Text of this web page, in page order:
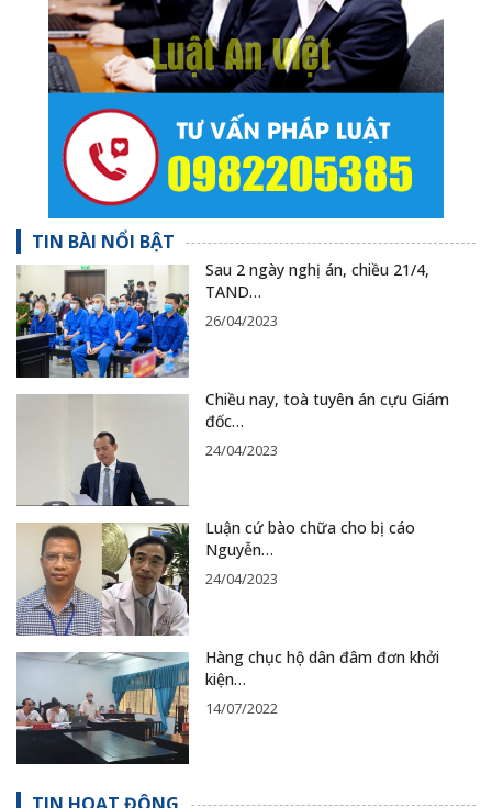
TIN BÀI NỔI BẬT
Sau 2 ngày nghị án, chiều 21/4,
TAND…
26/04/2023
Chiều nay, toà tuyên án cựu Giám
đốc…
24/04/2023
Luận cứ bào chữa cho bị cáo
Nguyễn…
24/04/2023
Hàng chục hộ dân đâm đơn khởi
kiện…
14/07/2022